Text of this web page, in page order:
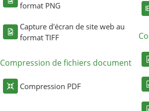
format PNG
Capture d'écran de site web au
format TIFF
Compression de fichiers document
Compression PDF